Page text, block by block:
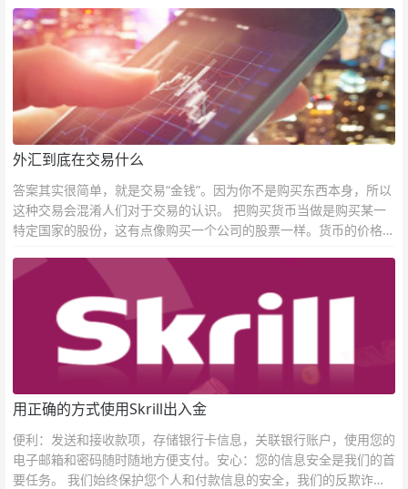
外汇到底在交易什么
答案其实很简单，就是交易“金钱”。因为你不是购买东西本身，所以
这种交易会混淆人们对于交易的认识。 把购买货币当做是购买某一
特定国家的股份，这有点像购买一个公司的股票一样。货币的价格直
用正确的方式使用Skrill出入金
便利：发送和接收款项，存储银行卡信息，关联银行账户，使用您的
电子邮箱和密码随时随地方便支付。安心：您的信息安全是我们的首
要任务。 我们始终保护您个人和付款信息的安全，我们的反欺诈团